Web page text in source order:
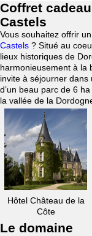
Coffret
Castels
Vous souhaitez offrir un
Castels ? Situé au
lieux historiques de
harmonieusement à la
invite à séjourner dans
d’un beau parc de 6
la vallée de la
Hôtel Château de la
Côte
Le domaine